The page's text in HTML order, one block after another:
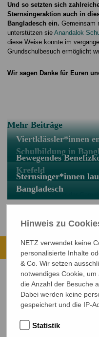
Und so setzten sich
Sternsingeraktion auch in
Bangladesch ein. Gemeinsam
unterstützen sie Anandalok
diese Weise konnte im
Grundschulbesuch ermöglicht
Wir sagen Danke für Euren
Mehr Beiträge
Viertklässler*innen
Schulbildung in
Bewegendes
Krefeld
Sternsinger*innen
Bangladesch
Ihre
ALLE
Sichere
Hinweis zu
NETZ verwendet keine
personalisierte Inhalte
& Co. Wir setzen
notwendiges Cookie,
die Anzahl der Besuche
Dabei werden keine
gespeichert und die IP-
Statistik